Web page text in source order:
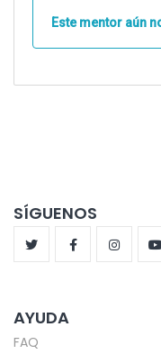
Este mentor aún
SÍGUENOS
AYUDA
FAQ